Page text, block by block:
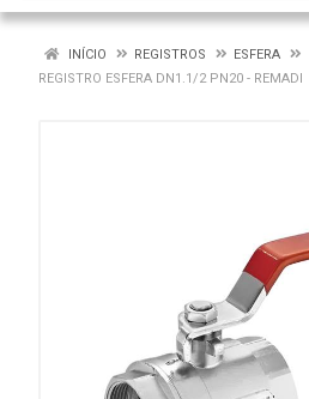
INÍCIO REGISTROS
ESFERA
REGISTRO ESFERA DN1.1/2 PN20 - REMADI